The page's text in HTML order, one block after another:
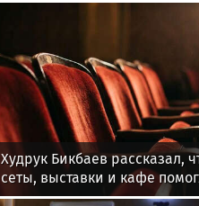
Худрук Бикбаев рассказал,
сеты, выставки и кафе
новую аудиторию в